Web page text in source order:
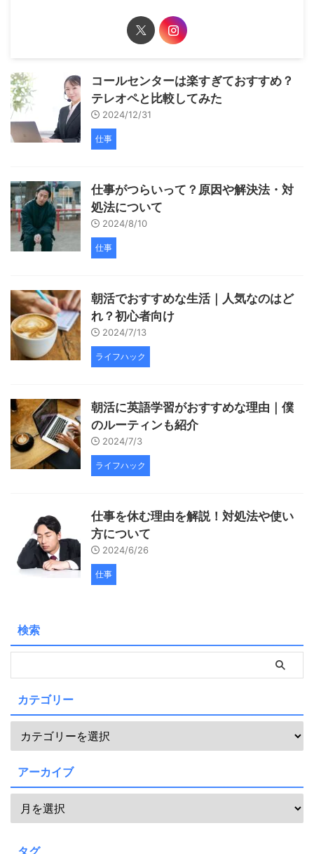
コールセンターは楽すぎておすすめ？
テレオペと比較してみた
2024/12/31
仕事
仕事がつらいって？原因や解決法・対
処法について
2024/8/10
仕事
朝活でおすすめな生活｜人気なのはど
れ？初心者向け
2024/7/13
ライフハック
朝活に英語学習がおすすめな理由｜僕
のルーティンも紹介
2024/7/3
ライフハック
仕事を休む理由を解説！対処法や使い
方について
2024/6/26
仕事
検索
カテゴリー
アーカイブ